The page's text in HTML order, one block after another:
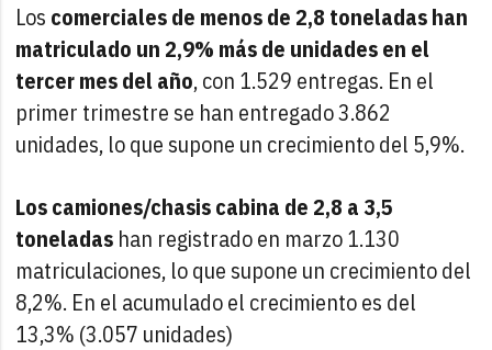
Los comerciales de menos de 2,8 toneladas han
matriculado un 2,9% más de unidadesen el
tercer mes del año,con 1.529 entregas. En el
primer trimestre se han entregado 3.862
unidades, lo que supone un crecimiento del 5,9%.
Los camiones/chasis cabina de 2,8 a 3,5
toneladas han registrado en marzo 1.130
matriculaciones, lo que supone un crecimiento del
8,2%. En el acumulado el crecimiento es del
13,3% (3.057 unidades)